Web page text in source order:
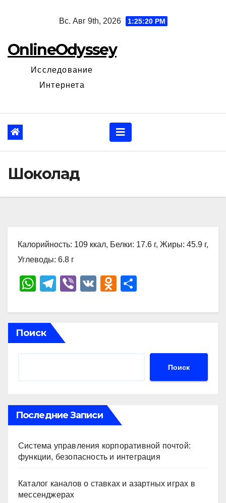
Вс. Авг 9th, 2026 1:25:21 PM
OnlineOdyssey
Исследование
Интернета
Шоколад
Калорийность: 109 ккал, Белки: 17.6 г, Жиры: 45.9 г,
Углеводы: 6.8 г
W
at
s
A
T
e
gr
a
Vi
er
V
O
n
р
ть
Поиск
Поиск
Последние Записи
Система управления корпоративной почтой:
функции, безопасность и интеграция
Каталог каналов о ставках и азартных играх в
мессенджерах